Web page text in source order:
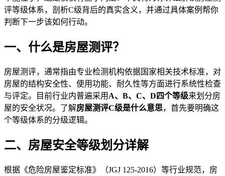
评等级体系，剖析C级背后的真实含义，并通过具体案例帮你
判断下一步该如何行动。
一、什么是房屋测评？
房屋测评，通常指由专业检测机构依据国家相关技术标准，对
房屋的结构安全性、使用功能、耐久性等方面进行系统性检查
与评定。目前行业内普遍采用 A、B、C、D四个等级来划分房
屋的安全状况。了解房屋测评C级是什么意思，首先要明确这
个等级体系的分级逻辑。
二、房屋安全等级划分详解
根据《危险房屋鉴定标准》（JGJ 125-2016）等行业规范，房